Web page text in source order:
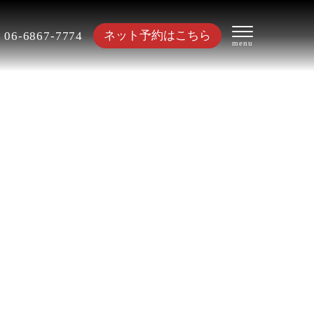
06-6867-7774 ネット予約はこちら